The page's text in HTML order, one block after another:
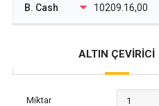
B. Cash 10209.16,00
ALTIN ÇEVİRİCİ
Miktar